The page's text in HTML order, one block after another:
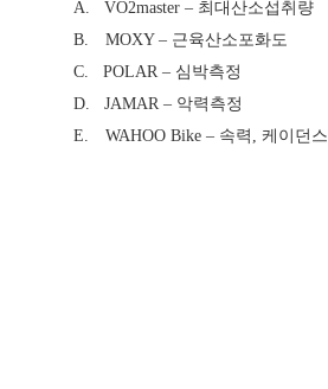
A.
VO2master – 최대산소섭취량
B.
MOXY – 근육산소포화도
C.
POLAR – 심박측정
D.
JAMAR – 악력측정
E.
WAHOO Bike – 속력 , 케이던스